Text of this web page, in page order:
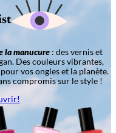
la manucure: des vernis et
Des couleurs vibrantes,
pour vos ongles et la planète.
compromis sur le style !